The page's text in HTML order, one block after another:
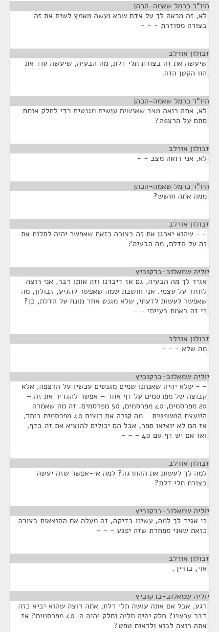
היו"ר כרמל שאמה-הכהן
לא, זה מראה לך על אדם שבא ועשה מאמץ לשים את זה
בצורה מסודרת - - -
זבולון אורלב
שיעשה את זה בצורת תלי דלת, מה הבעיה, שיעשה עוד את
הוו הקטן הזה.
היו"ר כרמל שאמה-הכהן
לא, אתה רואה מצב שאנשים עושים מגנטים כדי לחלק אותם
סתם על הרצפה?
זבולון אורלב
לא, אני רואה מצב - -
היו"ר כרמל שאמה-הכהן
ממה אתה חושש?
זבולון אורלב
- - שהוא יארגן את זה בצורה כזאת שאפשר יהיה לתלות את
זה על הדלת, מה הבעיה?
יוליה שמאלוב-ברקוביץ
אגיד לך מה הבעיה, גם אז דיברנו וזה אותו דבר, אני רוצה
לחזור על עצמי. אני חושבת שמה שאפשר להגיע, זבולון, מה
שאפשר לעשות לדעתי, שלא מגנט אחד מונח על הדלת, כן?
כי זה באמת בעייתי - -
זבולון אורלב
מה שלא - - -
יוליה שמאלוב-ברקוביץ
- - שלא יהיה שאנחנו שמים מגנטים עכשיו על הרצפה, אלא
קבוצה של מפרסמים על דף אחד – אפשר להגדיר את זה –
20 מפרסמים, 40 מפרסמים, 50 מפרסמים. זה מה שאמרה
היועצת המשפטית - מה קורה אם רוצים 40 מפרסמים ביחד,
אז הם לא יוציאו ספר, אבל הם יכולים להוציא את זה בדף,
ואז אם יש דף עם 40 - - -
זבולון אורלב
למה לך לעשות את ההחרגה? למה אי-אפשר שזה יעשה
בצורת תלי דלת?
יוליה שמאלוב-ברקוביץ
כי אגיד לך למה, עשינו בדיקה, זה מעלה את ההוצאות בצורה
כזאת שאני מפחדת שזה יפגע - - -
זבולון אורלב
אוי, בחייך.
יוליה שמאלוב-ברקוביץ
רגע, אבל אם אתה עושה תלי דלת, אתה רוצה שהוא יביא כזה
דבר עכשיו? חלק יהיה תליה וחלק יהיה ה-40 מפרסמים? אז
אתה רוצה לבוא ולראות טפט?